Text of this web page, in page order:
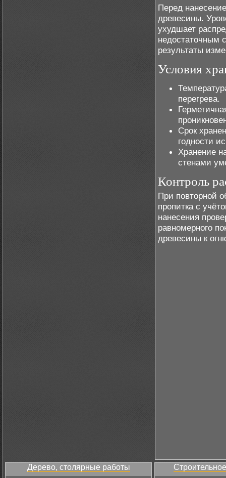
Перед
древесины.
ухудшает
недостаточным
результаты
Условия
перегрева.
Срок
годности
Хранение
стенами
Контроль
При повторной
пропитка с
нанесения
равномерного
древесины к
Дерево, столярные работы